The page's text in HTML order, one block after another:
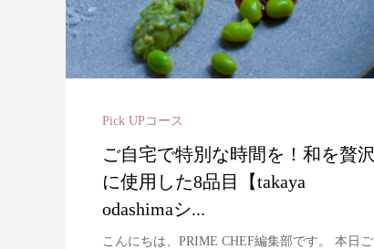
Pick UPコース
ご自宅で特別な時間を！和を贅沢
に使用した8品目【takaya
odashimaシ...
こんにちは、PRIME CHEF編集部です。 本日ご